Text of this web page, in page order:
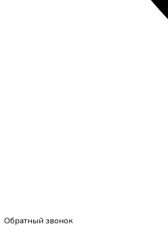
Обратный звонок